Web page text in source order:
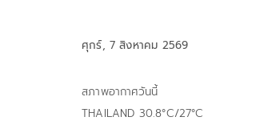
ศุกร์, 7 สิงหาคม 2569
สภาพอากาศวันนี้
THAILAND 30.8°C/27°C